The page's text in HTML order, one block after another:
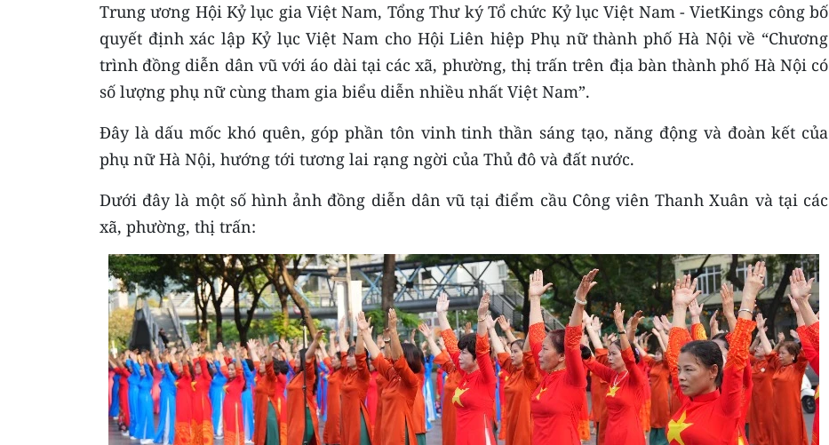
Trung ương Hội Kỷ lục gia Việt Nam, Tổng Thư ký Tổ chức Kỷ lục Việt Nam - VietKings công bố
quyết định xác lập Kỷ lục Việt Nam cho Hội Liên hiệp Phụ nữ thành phố Hà Nội về “Chương
trình đồng diễn dân vũ với áo dài tại các xã, phường, thị trấn trên địa bàn thành phố Hà Nội có
số lượng phụ nữ cùng tham gia biểu diễn nhiều nhất Việt Nam”.
Đây là dấu mốc khó quên, góp phần tôn vinh tinh thần sáng tạo, năng động và đoàn kết của
phụ nữ Hà Nội, hướng tới tương lai rạng ngời của Thủ đô và đất nước.
Dưới đây là một số hình ảnh đồng diễn dân vũ tại điểm cầu Công viên Thanh Xuân và tại các
xã, phường, thị trấn: